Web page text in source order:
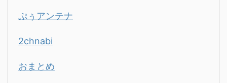
ぷぅアンテナ
2chnabi
おまとめ